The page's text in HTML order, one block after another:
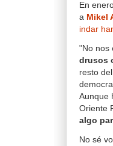
En
a Mikel
indar
"No nos
drusos
resto
Aunque
Oriente
algo
No sé